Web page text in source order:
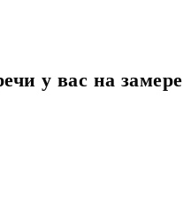
у вас на замере